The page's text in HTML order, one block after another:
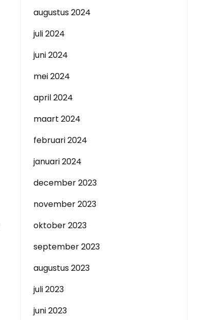
augustus 2024
juli 2024
juni 2024
mei 2024
april 2024
maart 2024
februari 2024
januari 2024
december 2023
november 2023
oktober 2023
september 2023
augustus 2023
juli 2023
juni 2023